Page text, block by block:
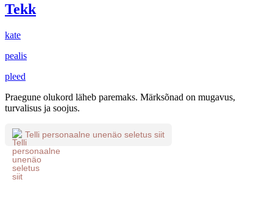
Tekk
kate
pealis
pleed
Praegune olukord läheb paremaks. Märksõnad on mugavus,
turvalisus ja soojus.
Telli personaalne unenäo seletus siit